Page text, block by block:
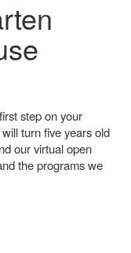
step on your
turn five years old
our virtual open
the programs we